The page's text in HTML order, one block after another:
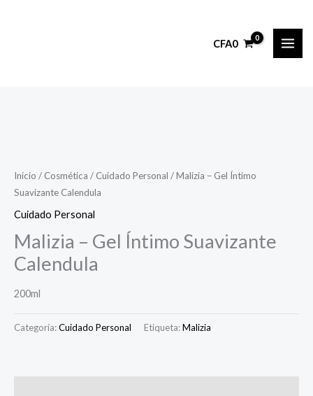
CFA0
Inicio / Cosmética / Cuidado Personal / Malizia – Gel Íntimo
Suavizante Calendula
Cuidado Personal
Malizia – Gel Íntimo Suavizante
Calendula
200ml
Categoría:Cuidado Personal Etiqueta:Malizia